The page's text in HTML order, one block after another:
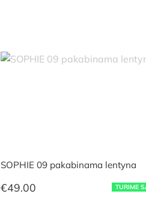
TURIME
SOPHIE 09 pakabinama lentyna
€49.00